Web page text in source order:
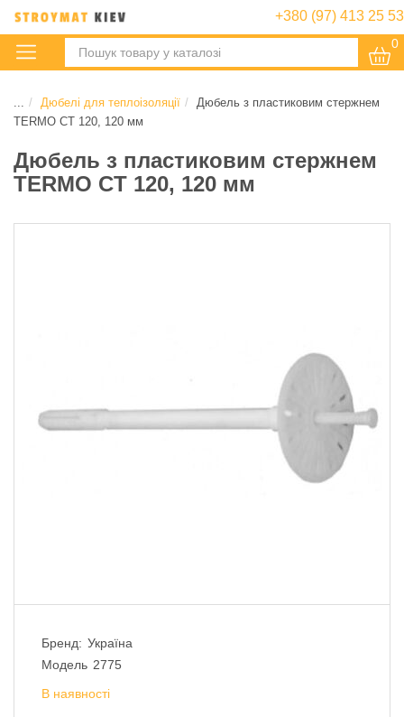
+380 (97) 413 25 53
0
Дюбелі для теплоізоляції
Дюбель з пластиковим стержнем
TERMO CT 120, 120 мм
Дюбель з пластиковим стержнем
TERMO CT 120, 120 мм
Бренд: Україна
Модель 2775
В наявності